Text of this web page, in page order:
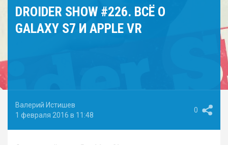
DROIDER SHOW #226. ВСЁ О
GALAXY S7 И APPLE VR
Валерий Истишев
1 февраля 2016 в 11:48
0